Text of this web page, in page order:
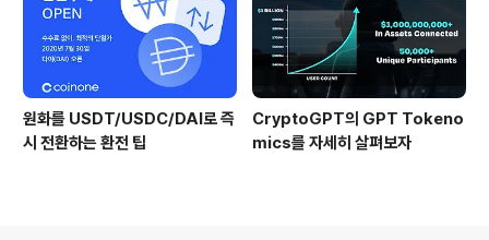
원화를 USDT/USDC/DAI로 즉
시 전환하는 환전 팁
CryptoGPT의 GPT Tokeno
mics를 자세히 살펴보자